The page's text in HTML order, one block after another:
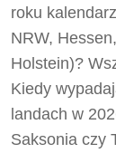
roku
NRW,
Holstein)?
Kiedy
landach w
Saksonia czy